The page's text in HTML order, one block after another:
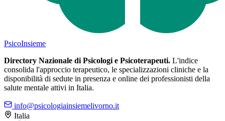
PsicoInsieme
Directory Nazionale di Psicologi e Psicoterapeuti. L'indice
consolida l'approccio terapeutico, le specializzazioni cliniche e la
disponibilità di sedute in presenza e online dei professionisti della
salute mentale attivi in Italia.
info@psicologiainsiemelivorno.it
Italia